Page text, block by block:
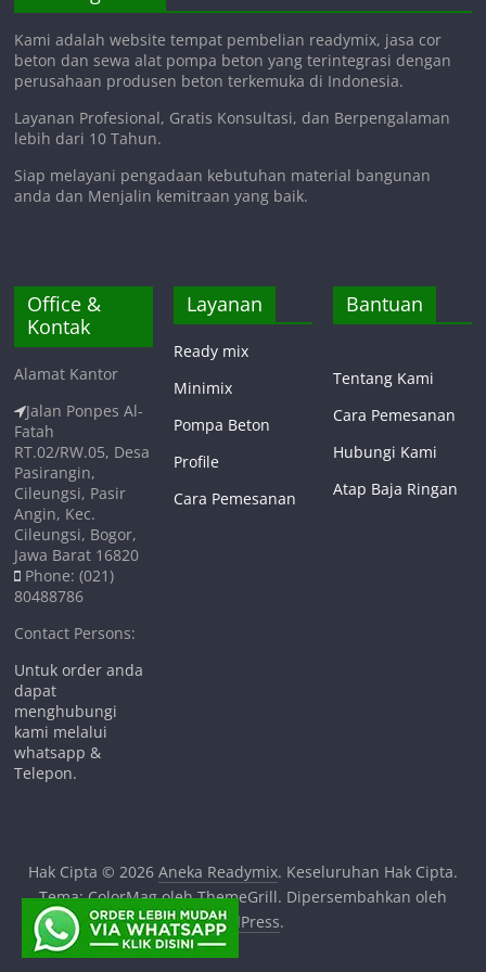
Kami adalah website tempat pembelian readymix, jasa cor
beton dan sewa alat pompa beton yang terintegrasi dengan
perusahaan produsen beton terkemuka di Indonesia.
Layanan Profesional, Gratis Konsultasi, dan Berpengalaman
lebih dari 10 Tahun.
Siap melayani pengadaan kebutuhan material bangunan
anda dan Menjalin kemitraan yang baik.
Office &
Kontak
Alamat Kantor
Jalan Ponpes Al-
Fatah
RT.02/RW.05, Desa
Pasirangin,
Cileungsi, Pasir
Angin, Kec.
Cileungsi, Bogor,
Jawa Barat 16820
Phone: (021)
80488786
Contact Persons:
Untuk order anda
dapat
menghubungi
kami melalui
whatsapp &
Telepon.
Layanan
Ready mix
Minimix
Pompa Beton
Profile
Cara Pemesanan
Bantuan
Tentang Kami
Cara Pemesanan
Hubungi Kami
Atap Baja Ringan
Hak Cipta © 2026 Aneka Readymix. Keseluruhan Hak Cipta.
Tema:ColorMagoleh ThemeGrill. Dipersembahkan oleh
WordPress.